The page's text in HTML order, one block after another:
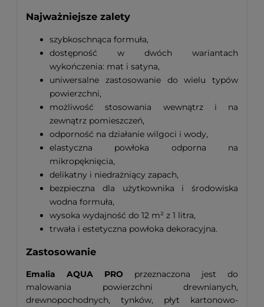
Najważniejsze zalety
szybkoschnąca formuła,
dostępność w dwóch wariantach
wykończenia: mat i satyna,
uniwersalne zastosowanie do wielu typów
powierzchni,
możliwość stosowania wewnątrz i na
zewnątrz pomieszczeń,
odporność na działanie wilgoci i wody,
elastyczna powłoka odporna na
mikropęknięcia,
delikatny i niedrażniący zapach,
bezpieczna dla użytkownika i środowiska
wodna formuła,
wysoka wydajność do 12 m² z 1 litra,
trwała i estetyczna powłoka dekoracyjna.
Zastosowanie
Emalia AQUA PRO przeznaczona jest do
malowania powierzchni drewnianych,
drewnopochodnych, tynków, płyt kartonowo-